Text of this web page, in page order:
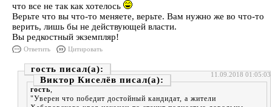
что все не так как хотелось
Верьте что вы что-то меняете, верьте. Вам нужно же во что-то
верить, лишь бы не действующей власти.
Вы редкостный экземпляр!
Ответить Цитировать
11.09.2018 01:05:03
гость
Виктор Киселёв
гость,
"Уверен что победит достойный кандидат, а жители